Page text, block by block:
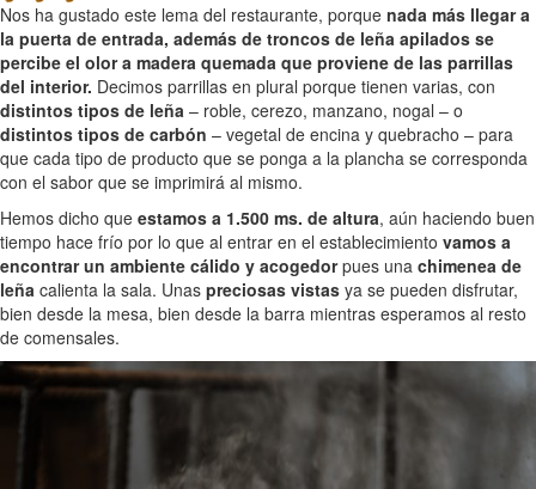
Nos ha gustado este lema del restaurante, porque nada más llegar a
la puerta de entrada, además de troncos de leña apilados se
percibe el olor a madera quemada que proviene de las parrillas
del interior. Decimos parrillas en plural porque tienen varias, con
distintos tipos de leña – roble, cerezo, manzano, nogal – o
distintos tipos de carbón – vegetal de encina y quebracho – para
que cada tipo de producto que se ponga a la plancha se corresponda
con el sabor que se imprimirá al mismo.
Hemos dicho que estamos a 1.500 ms. de altura, aún haciendo buen
tiempo hace frío por lo que al entrar en el establecimiento vamos a
encontrar un ambiente cálido y acogedorpues una chimenea de
leña calienta la sala. Unas preciosas vistas ya se pueden disfrutar,
bien desde la mesa, bien desde la barra mientras esperamos al resto
de comensales.